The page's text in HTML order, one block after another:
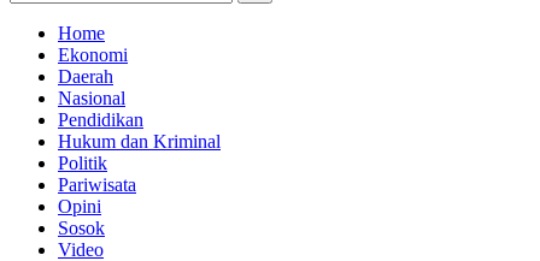
Home
Ekonomi
Daerah
Nasional
Pendidikan
Hukum dan Kriminal
Politik
Pariwisata
Opini
Sosok
Video